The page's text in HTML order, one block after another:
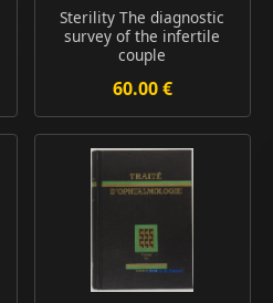
Sterility The diagnostic
survey of the infertile
couple
60.00 €